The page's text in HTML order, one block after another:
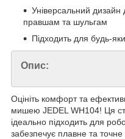
Універсальний
правшам та шульгам
Підходить для будь-
Опис:
Оцініть комфорт та
мишею JEDEL WH104! Ця
ідеально підходить для
забезпечує плавне та